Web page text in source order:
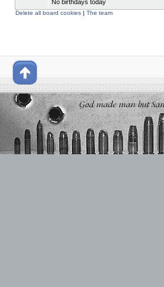
No birthdays today
Delete all board cookies | The team